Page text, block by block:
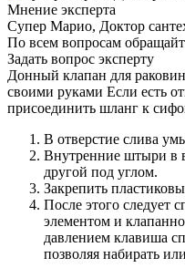
Мнение эксперта
Супер Марио, Доктор
По всем вопросам
Задать вопрос эксперту
Донный клапан для
своими руками Если есть
присоединить шланг к
В отверстие слива
Внутренние штыри в
другой под углом.
Закрепить
После этого следует
элементом и
давлением клавиша
позволяя набирать